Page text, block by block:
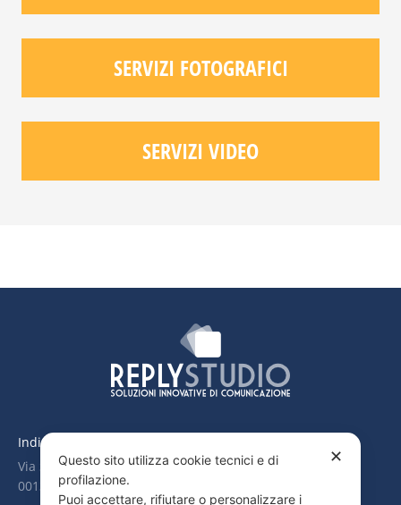
SERVIZI FOTOGRAFICI
SERVIZI VIDEO
Indirizzo:
Via Suvereto, 247
00139 Roma
✕
Questo sito utilizza cookie tecnici e di
profilazione.
Puoi accettare, rifiutare o personalizzare i